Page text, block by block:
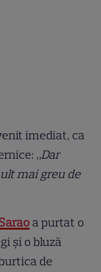
imediat, ca
„Dar
mai greu de
a purtat o
și o bluză
de